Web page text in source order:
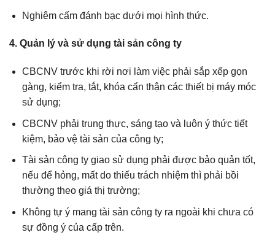
Nghiêm cấm đánh bạc dưới mọi hình thức.
4. Quản lý và sử dụng tài sản công ty
CBCNV trước khi rời nơi làm việc phải sắp xếp gọn
gàng, kiểm tra, tắt, khóa cẩn thận các thiết bị máy móc
sử dụng;
CBCNV phải trung thực, sáng tạo và luôn ý thức tiết
kiệm, bảo vệ tài sản của công ty;
Tài sản công ty giao sử dụng phải được bảo quản tốt,
nếu để hỏng, mất do thiếu trách nhiệm thì phải bồi
thường theo giá thị trường;
Không tự ý mang tài sản công ty ra ngoài khi chưa có
sự đồng ý của cấp trên.